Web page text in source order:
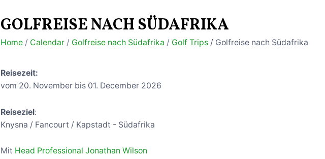
GOLFREISE NACH SÜDAFRIKA
Home/ Calendar/ Golfreise nach Südafrika / Golf Trips / Golfreise nach Südafrika
Reisezeit:
vom 20. November bis 01. December 2026
Reiseziel:
Knysna / Fancourt / Kapstadt - Südafrika
Mit Head Professional Jonathan Wilson